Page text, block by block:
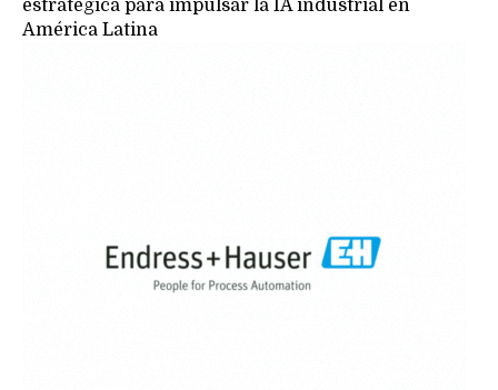
estratégica para impulsar la IA industrial en
América Latina